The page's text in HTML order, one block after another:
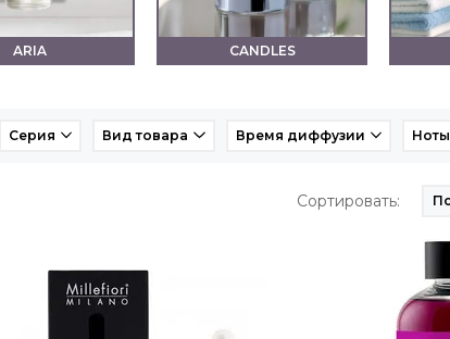
ARIA CANDLES
Серия Вид товара Время диффузии Ноты
Сортировать: